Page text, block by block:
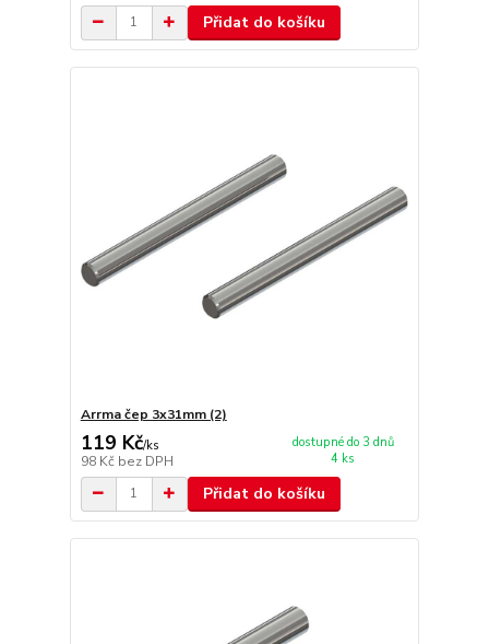
Přidat do košíku
Arrma čep 3x31mm (2)
119 Kč/ks
98 Kč bez DPH
dostupné do 3 dnů
4 ks
Přidat do košíku